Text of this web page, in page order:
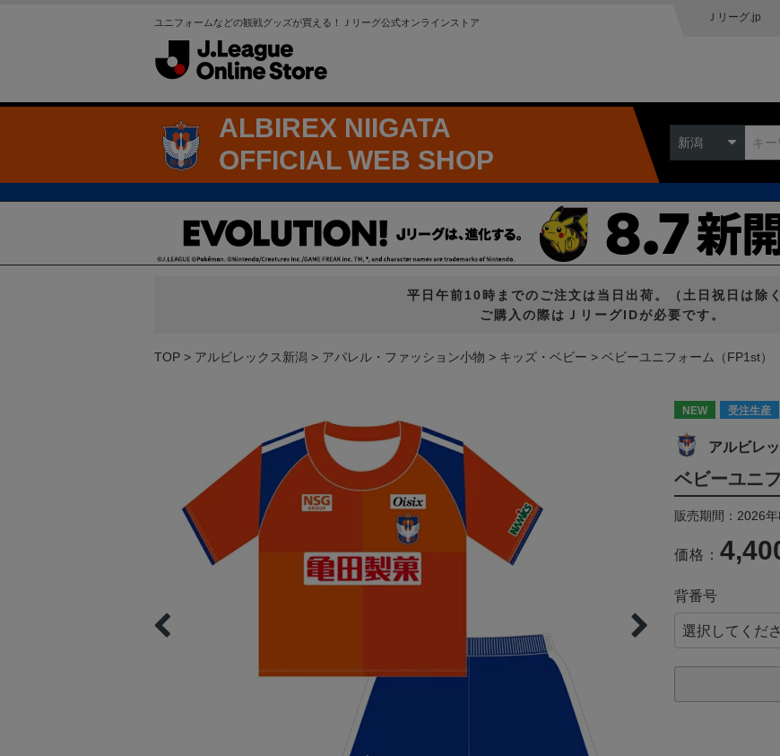
ユニフォームなどの観戦グッズが買える！Ｊリーグ公式オンラインストア Ｊリーグ.jp
ALBIREX NIIGATA
OFFICIAL WEB SHOP
新潟
平日午前10時までのご注文は当日出荷。（土日祝日は除く
ご購入の際はＪリーグIDが必要です。
TOP アルビレックス新潟 アパレル・ファッション小物 キッズ・ベビー ベビーユニフォーム（FP1st）
NEW 受注生産
アルビレ
ベビーユニ
販売期間：2026
価格：
背番号